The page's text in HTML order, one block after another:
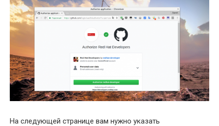
На следующей странице вам нужно указать